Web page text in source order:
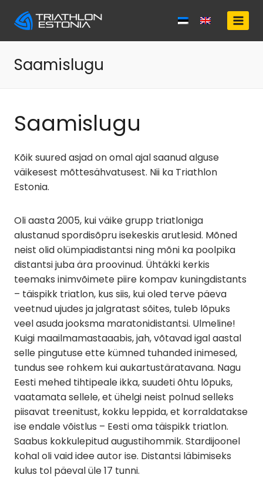
Saamislugu
Saamislugu
Kõik suured asjad on omal ajal saanud alguse
väikesest mõttesähvatusest. Nii ka Triathlon
Estonia.
Oli aasta 2005, kui väike grupp triatloniga
alustanud spordisõpru isekeskis arutlesid. Mõned
neist olid olümpiadistantsi ning mõni ka poolpika
distantsi juba ära proovinud. Ühtäkki kerkis
teemaks inimvõimete piire kompav kuningdistants
– täispikk triatlon, kus siis, kui oled terve päeva
veetnud ujudes ja jalgratast sõites, tuleb lõpuks
veel asuda jooksma maratonidistantsi. Ulmeline!
Kuigi maailmamastaaabis, jah, võtavad igal aastal
selle pingutuse ette kümned tuhanded inimesed,
tundus see rohkem kui aukartustäratavana. Nagu
Eesti mehed tihtipeale ikka, suudeti õhtu lõpuks,
vaatamata sellele, et ühelgi neist polnud selleks
piisavat treenitust, kokku leppida, et korraldatakse
ise endale võistlus – Eesti oma täispikk triatlon.
Saabus kokkulepitud augustihommik. Stardijoonel
kohal oli vaid idee autor ise. Distantsi läbimiseks
kulus tol päeval üle 17 tunni.